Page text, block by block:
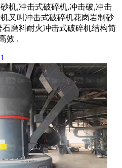
机,冲击式破碎机,冲击破,冲击
又叫冲击式破碎机花岗岩制砂
磨料耐火冲击式破碎机结构简
效 .